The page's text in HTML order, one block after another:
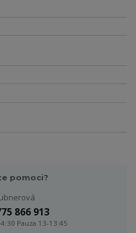
pomoci?
866 913
Pauza 13-13:45